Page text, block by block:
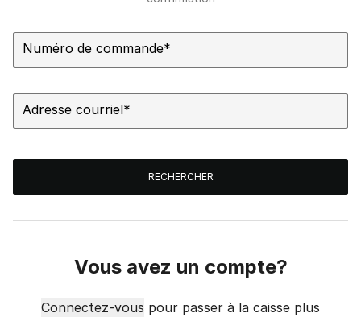
Numéro de commande*
Adresse courriel*
RECHERCHER
Vous avez un compte?
Connectez-vous pour passer à la caisse plus